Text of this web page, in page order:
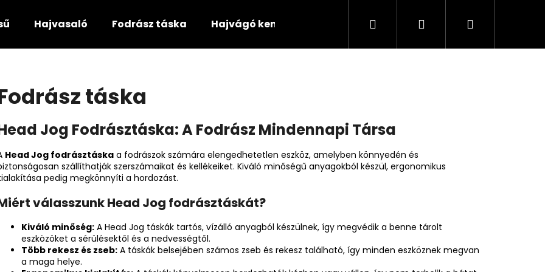
Hajvasaló Fodrász táska Hajvágó kendő Nyakszírtkefe
KeresésBejelentkezés
Kosár
táska
Jog Fodrásztáska: A Fodrász Mindennapi Társa
Head Jog fodrásztáska a fodrászok számára elengedhetetlen eszköz, amelyben könnyedén és
szállíthatják szerszámaikat és kellékeiket. Kiváló minőségű anyagokból készül, ergonomikus
pedig megkönnyíti a hordozást.
válasszunk Head Jog fodrásztáskát?
Kiváló minőség: A Head Jog táskák tartós, vízálló anyagból készülnek, így megvédik a benne tárolt
eszközöket a sérülésektől és a nedvességtől.
Több rekesz és zseb: A táskák belsejében számos zseb és rekesz található, így minden eszköznek megvan
a maga helye.